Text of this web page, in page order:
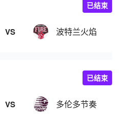
VS 波特兰火焰
已结束
VS 多伦多节奏
已结束